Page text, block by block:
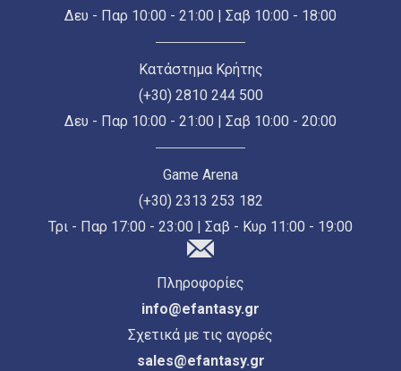
Δευ - Παρ 10:00 - 21:00 | Σαβ 10:00 - 18:00
Κατάστημα Κρήτης
(+30) 2810 244 500
Δευ - Παρ 10:00 - 21:00 | Σαβ 10:00 - 20:00
Game Arena
(+30) 2313 253 182
Τρι - Παρ 17:00 - 23:00 | Σαβ - Κυρ 11:00 - 19:00
Πληροφορίες
info@efantasy.gr
Σχετικά με τις αγορές
sales@efantasy.gr